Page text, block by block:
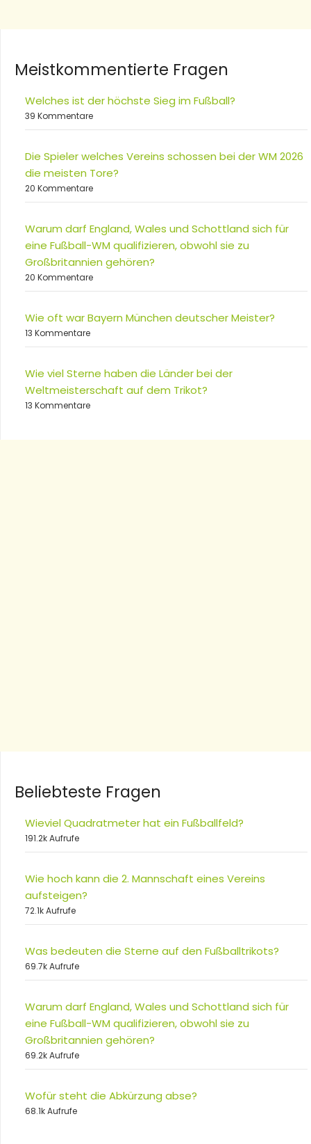
Meistkommentierte Fragen
Welches ist der höchste Sieg im Fußball?
39 Kommentare
Die Spieler welches Vereins schossen bei der WM 2026
die meisten Tore?
20 Kommentare
Warum darf England, Wales und Schottland sich für
eine Fußball-WM qualifizieren, obwohl sie zu
Großbritannien gehören?
20 Kommentare
Wie oft war Bayern München deutscher Meister?
13 Kommentare
Wie viel Sterne haben die Länder bei der
Weltmeisterschaft auf dem Trikot?
13 Kommentare
Beliebteste Fragen
Wieviel Quadratmeter hat ein Fußballfeld?
191.2k Aufrufe
Wie hoch kann die 2. Mannschaft eines Vereins
aufsteigen?
72.1k Aufrufe
Was bedeuten die Sterne auf den Fußballtrikots?
69.7k Aufrufe
Warum darf England, Wales und Schottland sich für
eine Fußball-WM qualifizieren, obwohl sie zu
Großbritannien gehören?
69.2k Aufrufe
Wofür steht die Abkürzung abse?
68.1k Aufrufe